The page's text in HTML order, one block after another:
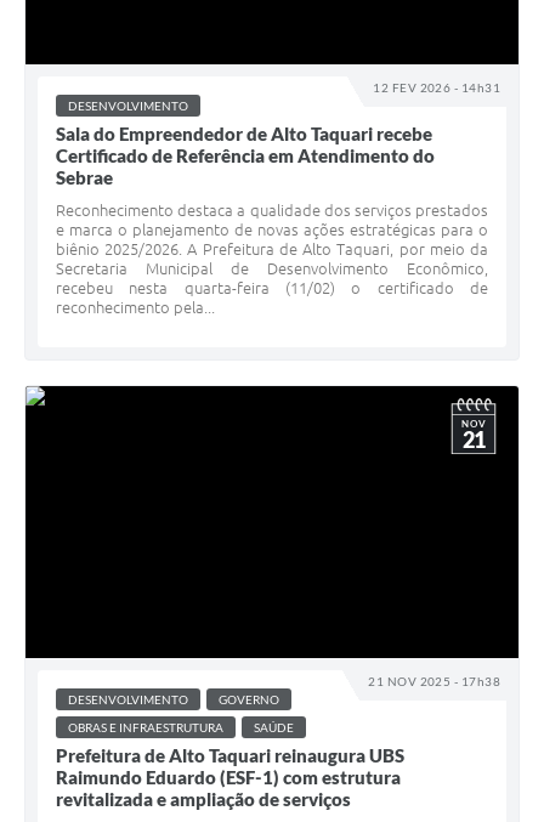
12 FEV 2026 - 14h31
DESENVOLVIMENTO
Sala do Empreendedor de Alto Taquari recebe
Certificado de Referência em Atendimento do
Sebrae
Reconhecimento destaca a qualidade dos serviços prestados
e marca o planejamento de novas ações estratégicas para o
biênio 2025/2026. A Prefeitura de Alto Taquari, por meio da
Secretaria Municipal de Desenvolvimento Econômico,
recebeu nesta quarta-feira (11/02) o certificado de
reconhecimento pela...
21 NOV 2025 - 17h38
NOV
21
DESENVOLVIMENTO
GOVERNO
OBRAS E INFRAESTRUTURA
SAÚDE
Prefeitura de Alto Taquari reinaugura UBS
Raimundo Eduardo (ESF-1) com estrutura
revitalizada e ampliação de serviços